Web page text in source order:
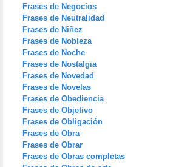
Frases de Negocios
Frases de Neutralidad
Frases de Niñez
Frases de Nobleza
Frases de Noche
Frases de Nostalgia
Frases de Novedad
Frases de Novelas
Frases de Obediencia
Frases de Objetivo
Frases de Obligación
Frases de Obra
Frases de Obrar
Frases de Obras completas